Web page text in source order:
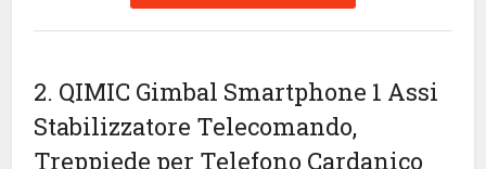
2. QIMIC Gimbal Smartphone 1 Assi
Stabilizzatore Telecomando,
Treppiede per Telefono Cardanico